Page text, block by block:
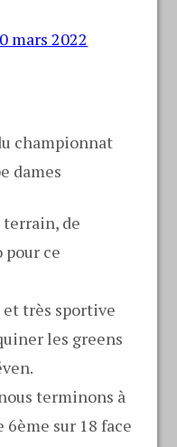
mars 2022
championnat
dames
terrain, de
ce
très sportive
les greens
terminons à
sur 18 face